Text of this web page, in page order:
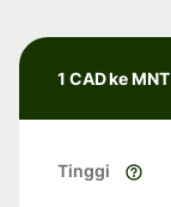
1 CAD ke MNT
Tinggi